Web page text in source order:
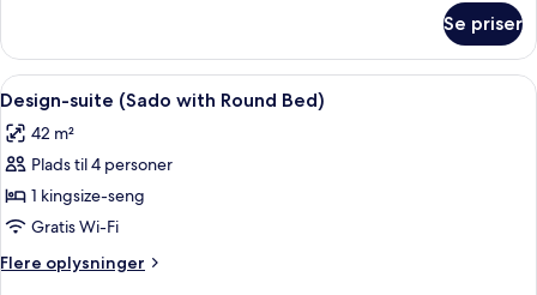
Bed)
suite
(Africa
with
Round
Bed)
Se priser
Indlæs
alle
billeder
af
Design-
suite
(Sado
with
Design-suite (Sado with Round Bed)
10
Design-suite (Sado with Round Bed)
42 m²
Plads til 4 personer
1 kingsize-seng
Gratis Wi-Fi
Flere oplysninger
Flere